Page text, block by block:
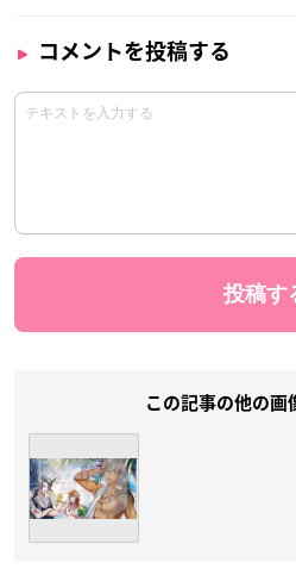
コメントを投稿する
この記事の他の画